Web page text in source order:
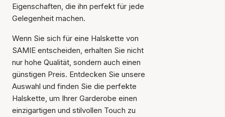
Eigenschaften, die ihn perfekt für jede
Gelegenheit machen.
Wenn Sie sich für eine Halskette von
SAMIE entscheiden, erhalten Sie nicht
nur hohe Qualität, sondern auch einen
günstigen Preis. Entdecken Sie unsere
Auswahl und finden Sie die perfekte
Halskette, um Ihrer Garderobe einen
einzigartigen und stilvollen Touch zu